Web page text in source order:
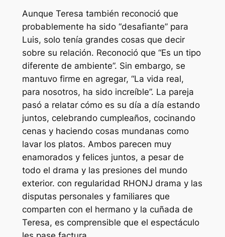
Aunque Teresa también reconoció que
probablemente ha sido “desafiante”para
Luis, solo tenía grandes cosas que decir
sobre su relación. Reconoció que “Es un tipo
diferente de ambiente”. Sin embargo, se
mantuvo firme en agregar, “La vida real,
para nosotros, ha sido increíble”. La pareja
pasó a relatar cómo es su día a día estando
juntos, celebrando cumpleaños, cocinando
cenas y haciendo cosas mundanas como
lavar los platos. Ambos parecen muy
enamorados y felices juntos, a pesar de
todo el drama y las presiones del mundo
exterior. con regularidad RHONJ drama y las
disputas personales y familiares que
comparten con el hermano y la cuñada de
Teresa, es comprensible que el espectáculo